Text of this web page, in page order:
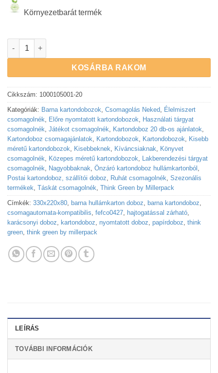
Környezetbarát termék
Nyomtatott kartondoboz barna 330x220x80 mm méretben | 20
KOSÁRBA RAKOM
Cikkszám: 1000105001-20
Kategóriák: Barna kartondobozok, Csomagolás Neked, Élelmiszert
csomagolnék, Előre nyomtatott kartondobozok, Használati tárgyat
csomagolnék, Játékot csomagolnék, Kartondoboz 20 db-os ajánlatok,
Kartondoboz csomagajánlatok, Kartondobozok, Kartondobozok, Kisebb
méretű kartondobozok, Kisebbeknek, Kíváncsiaknak, Könyvet
csomagolnék, Közepes méretű kartondobozok, Lakberendezési tárgyat
csomagolnék, Nagyobbaknak, Önzáró kartondoboz hullámkartonból ,
Postai kartondoboz, szállítói doboz, Ruhát csomagolnék, Szezonális
termékek, Táskát csomagolnék, Think Green by Millerpack
Címkék: 330x220x80, barna hullámkarton doboz, barna kartondoboz,
csomagautomata-kompatibilis, fefco0427, hajtogatással zárható,
karácsonyi doboz, kartondoboz, nyomtatott doboz, papírdoboz, think
green, think green by millerpack
LEÍRÁS
TOVÁBBI INFORMÁCIÓK